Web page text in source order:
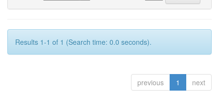
Results 1-1 of 1 (Search time: 0.0 seconds).
previous 1 next